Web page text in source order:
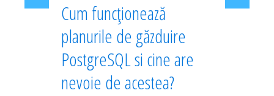
Cum funcționează
planurile de găzduire
PostgreSQL si cine are
nevoie de acestea?